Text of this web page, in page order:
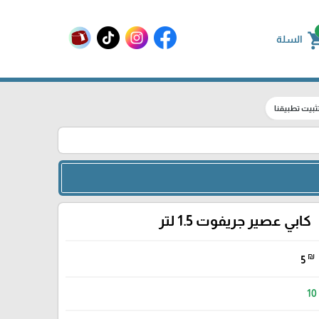
السلة
تطبيقنا
كابي عصير جريفوت 1.5 لتر
5 ₪
10